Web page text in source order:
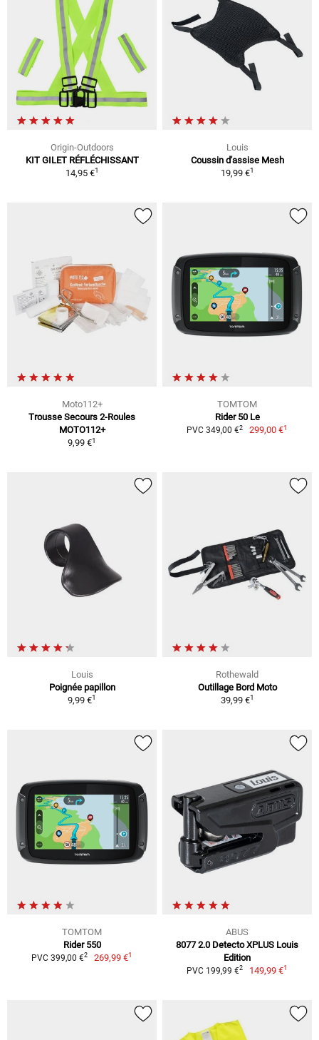
Origin-Outdoors
KIT GILET RÉFLÉCHISSANT
14,95 €1
Louis
Coussin d'assise Mesh
19,99 €1
Moto112+
Trousse Secours 2-Roules
MOTO112+
9,99 €1
TOMTOM
Rider 50 Le
PVC 349,00 €2 299,00 €1
Louis
Poignée papillon
9,99 €1
Rothewald
Outillage Bord Moto
39,99 €1
TOMTOM
Rider 550
PVC 399,00 €2 269,99 €1
ABUS
8077 2.0 Detecto XPLUS Louis
Edition
PVC 199,99 €2 149,99 €1